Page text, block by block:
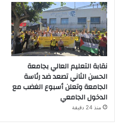
نقابة التعليم العالي بجامعة
الحسن الثاني تصعد ضد رئاسة
الجامعة وتعلن أسبوع الغضب مع
الدخول الجامعي
منذ 24 دقيقة